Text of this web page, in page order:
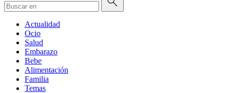
Actualidad
Ocio
Salud
Embarazo
Bebe
Alimentación
Familia
Temas